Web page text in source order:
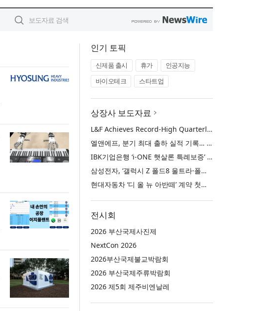
인기 토픽
신제품 출시 휴가
인공지능
바이오테크
스타트업
상장사 보도자료
L&F Achieves Record-High Quarterly Shipments, Begins LFP Supply for North American ESS in Q3 Advancing its Two-Track NCM and LFP Growth Strategy
엘앤에프, 분기 최대 출하 실적 기록… 3분기 북미 ESS향 LFP 공급 착수 NCM+LFP ‘2-Track’ 성장 전략 실현
IBK기업은행 ‘i-ONE 햇살론 특례보증’ 출시
삼성전자, ‘갤럭시 Z 폴드8 울트라·폴드8·플립8’과 ‘갤럭시 워치 울트라2·워치9’ 국내 공식 출시
현대자동차 ‘디 올 뉴 아반떼’ 계약 첫날 1만 대 돌파
전시회
2026 부산국제사진제
NextCon 2026
2026부산국제불교박람회
2026 부산국제주류박람회
2026 제5회 제주비엔날레